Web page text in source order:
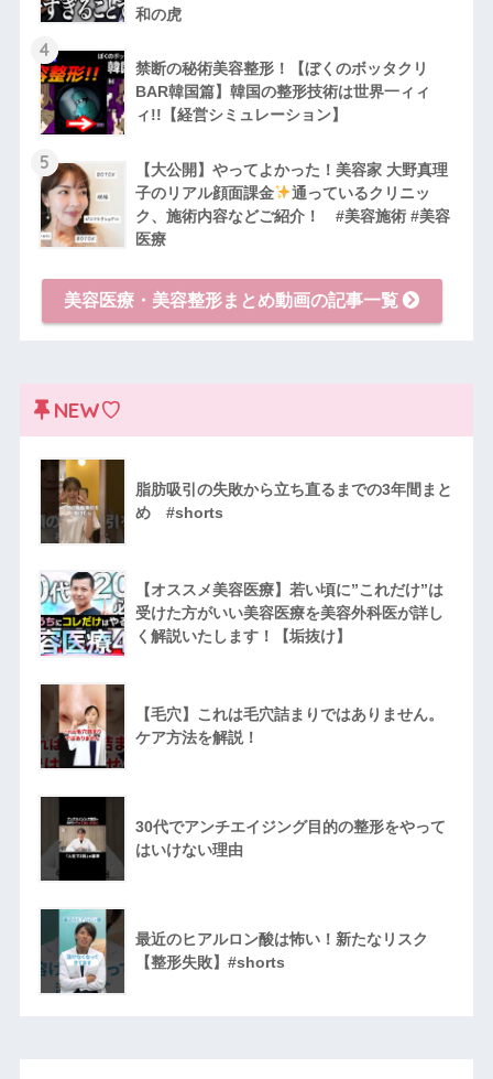
和の虎
4
禁断の秘術美容整形！【ぼくのボッタクリ
BAR韓国篇】韓国の整形技術は世界一ィィ
ィ!!【経営シミュレーション】
5
【大公開】やってよかった！美容家 大野真理
子のリアル顔面課金
通っているクリニッ
ク、施術内容などご紹介！ #美容施術 #美容
医療
美容医療・美容整形まとめ動画の記事一覧
NEW♡
脂肪吸引の失敗から立ち直るまでの3年間まと
め #shorts
【オススメ美容医療】若い頃に”これだけ”は
受けた方がいい美容医療を美容外科医が詳し
く解説いたします！【垢抜け】
【毛穴】これは毛穴詰まりではありません。
ケア方法を解説！
30代でアンチエイジング目的の整形をやって
はいけない理由
最近のヒアルロン酸は怖い！新たなリスク
【整形失敗】#shorts